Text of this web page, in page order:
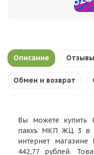
Описание Отзывы
Обмен и возврат
Вы можете купить
паяхъ МКП ЖЦ 3 в
интернет
442,77 рублей.